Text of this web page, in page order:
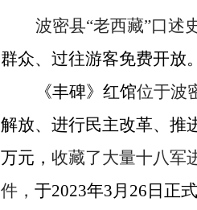
波密县“老西藏”口述
群众、过往游客免费开放。
《丰碑》红馆位于波
解放、进行民主改革、推
万元， 收藏了大量十八军
件，于2023年3月 26 日正